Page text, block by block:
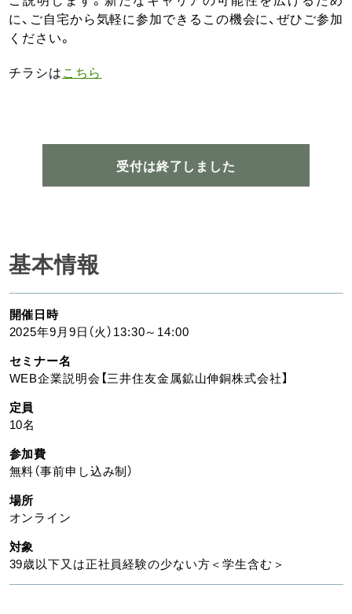
に、ご自宅から気軽に参加できるこの機会に、ぜひご参加
ください。
チラシはこちら
受付は終了しました
基本情報
開催日時
2025年9月9日（火）13:30～14:00
セミナー名
WEB企業説明会【三井住友金属鉱山伸銅株式会社】
定員
10名
参加費
無料（事前申し込み制）
場所
オンライン
対象
39歳以下又は正社員経験の少ない方＜学生含む＞